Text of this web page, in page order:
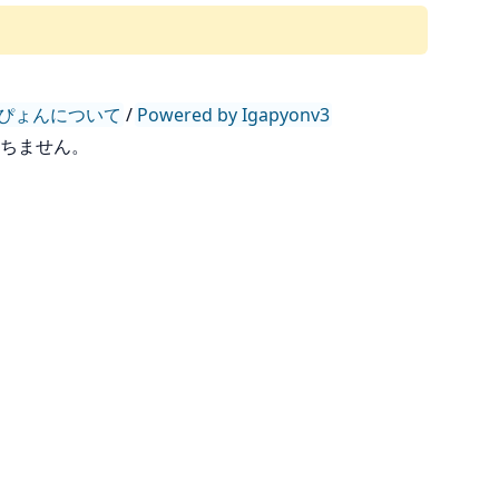
ょんについて / Powered by Igapyonv3
ません。